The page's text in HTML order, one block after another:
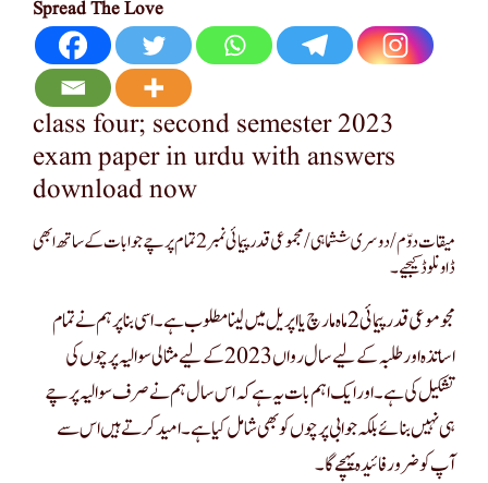
Spread The Love
class four; second semester 2023
exam paper in urdu with answers
download now
میقات دوّم/دوسری ششماہی/مجموعی قدر پیمائی نمبر 2 تمام پرچے جوابات کے ساتھ ابھی
ڈاونلوڈ کیجیے۔
مجوموعی قدر پیمائی 2 ماہ مارچ یا اپریل میں لینا مطلوب ہے ۔ اسی بنا پر ہم نے تمام
اساتذہ اور طلبہ کے لیے سال رواں 2023 کے لیے مثالی سوالیہ پرچوں کی
تشکیل کی ہے۔ اور ایک اہم بات یہ ہے کہ اس سال ہم نے صرف سوالیہ پرچے
ہی نہیں بنائے بلکہ جوابی پرچوں کو بھی شامل کیا ہے۔ امید کرتے ہیں اس سے
آپ کو ضرور فائیدہ پہچے گا۔